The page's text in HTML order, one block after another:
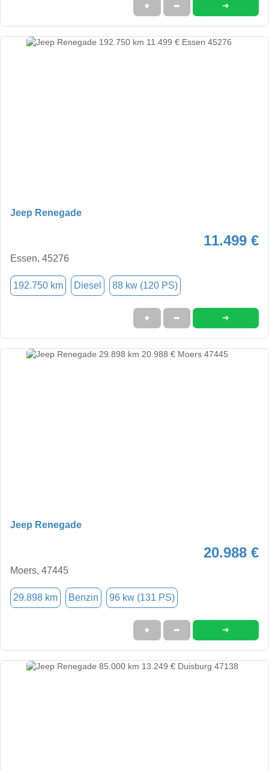
★ ➦ ➜
Jeep Renegade
11.499 €
Essen, 45276
192.750 km Diesel 88 kw (120 PS)
★ ➦ ➜
Jeep Renegade
20.988 €
Moers, 47445
29.898 km Benzin 96 kw (131 PS)
★ ➦ ➜